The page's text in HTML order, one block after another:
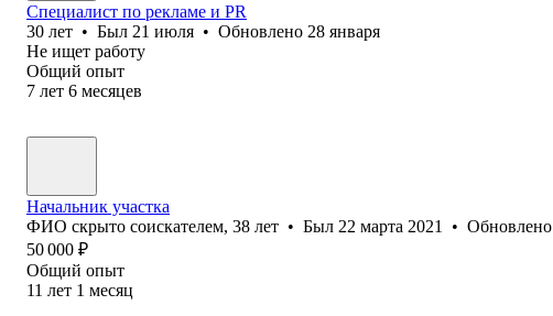
Специалист по рекламе и PR
30 лет • Был 21 июля • Обновлено 28 января
Не ищет работу
Общий опыт
7 лет 6 месяцев
Начальник участка
ФИО скрыто соискателем, 38 лет • Был 22 марта 2021 • Обновлено
50 000 ₽
Общий опыт
11 лет 1 месяц